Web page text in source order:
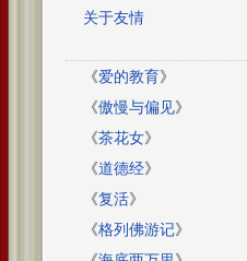
关于友情
《爱的教育》
《傲慢与偏见》
《茶花女》
《道德经》
《复活》
《格列佛游记》